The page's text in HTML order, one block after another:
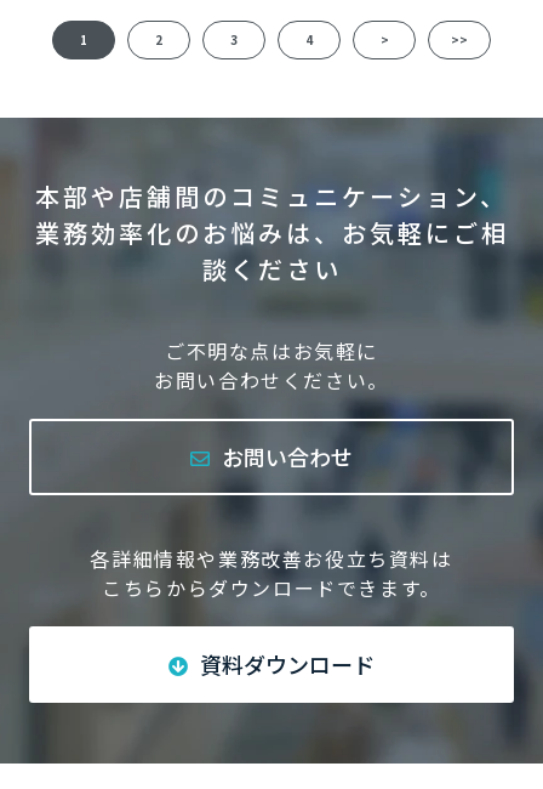
1 2 3 4 > >>
本部や店舗間のコミュニケーション、
業務効率化のお悩みは、お気軽にご相
談ください
ご不明な点はお気軽に
お問い合わせください。
お問い合わせ
各詳細情報や業務改善お役立ち資料は
こちらからダウンロードできます。
資料ダウンロード